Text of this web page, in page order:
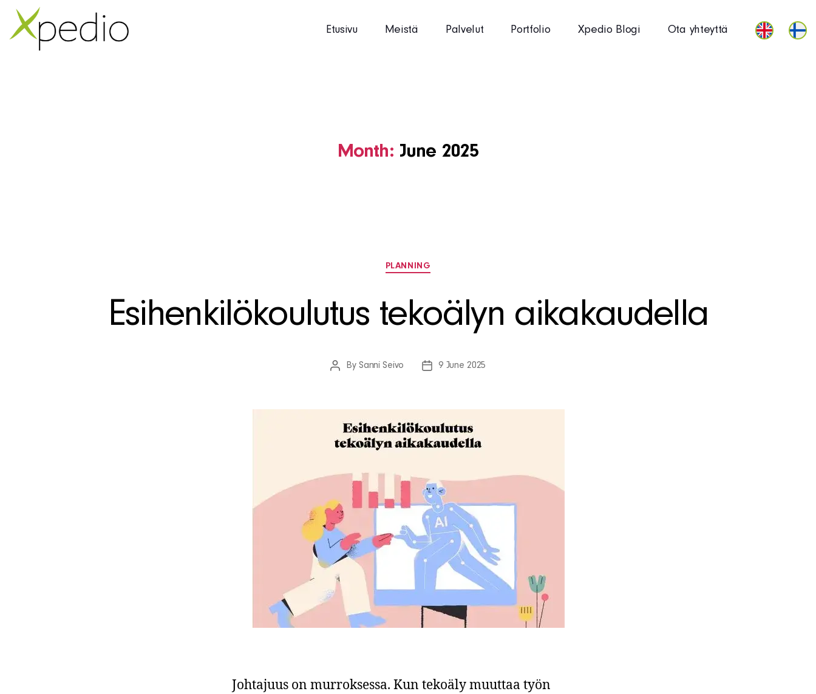
Etusivu Meistä Palvelut Portfolio Xpedio Blogi Ota yhteyttä
Month: June 2025
Categories
PLANNING
Esihenkilökoulutus tekoälyn aikakaudella
PostBySanni Seivo
Post9 June 2025
Johtajuus on murroksessa. Kun tekoäly muuttaa työn